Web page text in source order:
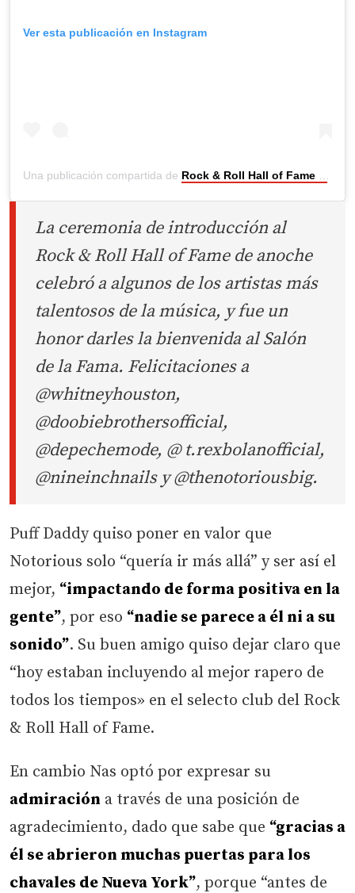
Ver esta publicación en Instagram
Una publicación compartida de Rock & Roll Hall of Fame
La ceremonia de introducción al
Rock & Roll Hall of Fame de anoche
celebró a algunos de los artistas más
talentosos de la música, y fue un
honor darles la bienvenida alSalón
de la Fama. Felicitaciones a
@whitneyhouston,
@doobiebrothersofficial,
@depechemode, @ t.rexbolanofficial,
@nineinchnails y @thenotoriousbig.
Puff Daddy quiso poner en valor que
Notorious solo “quería ir más allá” y ser así el
mejor, “impactando de forma positiva en la
gente”, por eso “nadie se parece a él ni a su
sonido”. Su buen amigo quiso dejar claro que
“hoy estaban incluyendo al mejor rapero de
todos los tiempos» en el selecto club del Rock
& Roll Hall of Fame.
En cambio Nas optó por expresar su
admiración a través de una posición de
agradecimiento, dado que sabe que “gracias a
él se abrieron muchas puertas para los
chavales de Nueva York”, porque “antes de